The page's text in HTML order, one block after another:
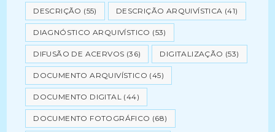
DESCRIÇÃO (55) DESCRIÇÃO ARQUIVÍSTICA (41)
DIAGNÓSTICO ARQUIVÍSTICO (53)
DIFUSÃO DE ACERVOS (36) DIGITALIZAÇÃO (53)
DOCUMENTO ARQUIVÍSTICO (45)
DOCUMENTO DIGITAL (44)
DOCUMENTO FOTOGRÁFICO (68)